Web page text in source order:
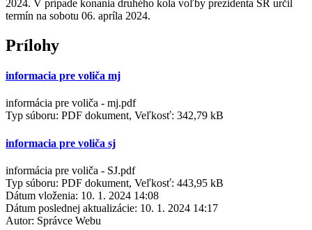
2024. V prípade konania druhého kola voľby prezidenta SR určil
termín na sobotu 06. apríla 2024.
Prílohy
informacia pre voliča mj
informácia pre voliča - mj.pdf
Typ súboru: PDF dokument, Veľkosť: 342,79 kB
informacia pre voliča sj
informácia pre voliča - SJ.pdf
Typ súboru: PDF dokument, Veľkosť: 443,95 kB
Dátum vloženia: 10. 1. 2024 14:08
Dátum poslednej aktualizácie: 10. 1. 2024 14:17
Autor: Správce Webu